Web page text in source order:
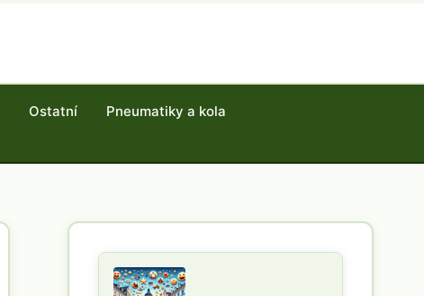
Ostatní
Pneumatiky a kola